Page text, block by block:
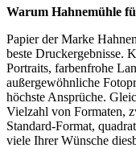
Warum Hahnemühle
Papier der Marke
beste Druckergebnisse.
Portraits, farbenfrohe
außergewöhnliche
höchste Ansprüche.
Vielzahl von Formaten,
Standard-Format,
viele Ihrer Wünsche